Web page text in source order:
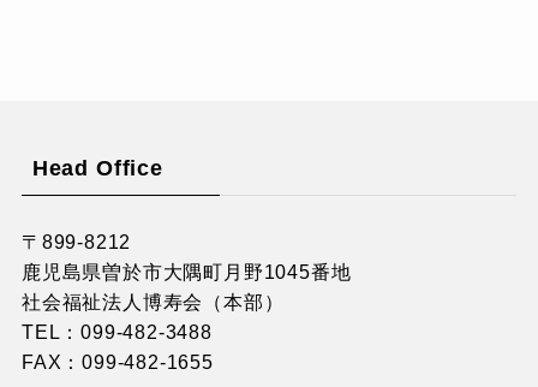
Head Office
〒899-8212
鹿児島県曽於市大隅町月野1045番地
社会福祉法人博寿会（本部）
TEL：099-482-3488
FAX：099-482-1655